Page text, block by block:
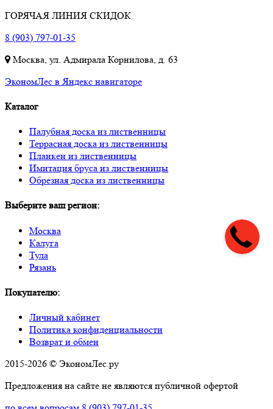
ГОРЯЧАЯ ЛИНИЯ СКИДОК
8 (903) 797-01-35
Москва, ул. Адмирала Корнилова, д. 63
ЭкономЛес в Яндекс навигаторе
Каталог
Палубная доска из лиственницы
Террасная доска из лиственницы
Планкен из лиственницы
Имитация бруса из лиственницы
Обрезная доска из лиственницы
Выберите ваш регион:
Москва
Калуга
Тула
Рязань
Покупателю:
Личный кабинет
Политика конфиденциальности
Возврат и обмен
2015-2026 © ЭкономЛес.ру
Предложения на сайте не являются публичной офертой